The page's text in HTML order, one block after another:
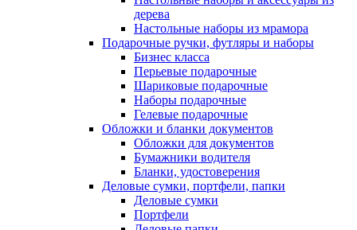
дерева
Настольные наборы из мрамора
Подарочные ручки, футляры и наборы
Бизнес класса
Перьевые подарочные
Шариковые подарочные
Наборы подарочные
Гелевые подарочные
Обложки и бланки документов
Обложки для документов
Бумажники водителя
Бланки, удостоверения
Деловые сумки, портфели, папки
Деловые сумки
Портфели